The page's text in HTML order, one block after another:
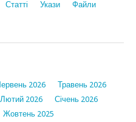
Статтi Укази
Файли
2026
Травень 2026
Лютий 2026
Січень 2026
Жовтень 2025